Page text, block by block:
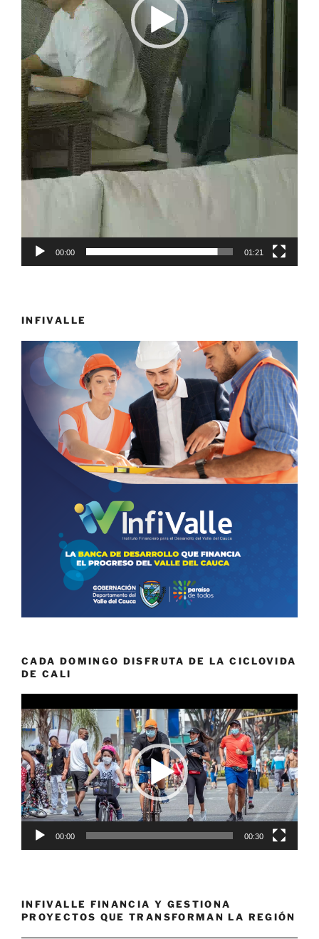
00:00 01:21
INFIVALLE
CADA DOMINGO DISFRUTA DE LA CICLOVIDA
DE CALI
de
vídeo
00:00 00:30
INFIVALLE FINANCIA Y GESTIONA
PROYECTOS QUE TRANSFORMAN LA REGIÓN